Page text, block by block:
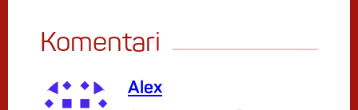
Komentari
Alex